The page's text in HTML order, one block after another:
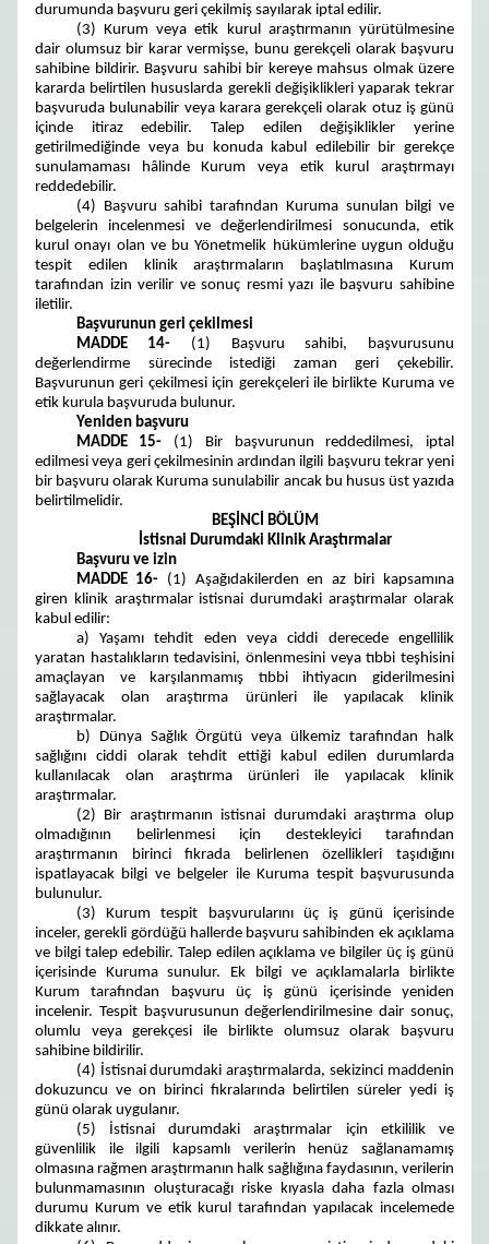
durumunda başvuru geri çekilmiş sayılarak iptal edilir.
(3) Kurum veya etik kurul araştırmanın yürütülmesine
dair olumsuz bir karar vermişse, bunu gerekçeli olarak başvuru
sahibine bildirir. Başvuru sahibi bir kereye mahsus olmak üzere
kararda belirtilen hususlarda gerekli değişiklikleri yaparak tekrar
başvuruda bulunabilir veya karara gerekçeli olarak otuz iş günü
içinde itiraz edebilir. Talep edilen değişiklikler yerine
getirilmediğinde veya bu konuda kabul edilebilir bir gerekçe
sunulamaması hâlinde Kurum veya etik kurul araştırmayı
reddedebilir.
(4) Başvuru sahibi tarafından Kuruma sunulan bilgi ve
belgelerin incelenmesi ve değerlendirilmesi sonucunda, etik
kurul onayı olan ve bu Yönetmelik hükümlerine uygun olduğu
tespit edilen klinik araştırmaların başlatılmasına Kurum
tarafından izin verilir ve sonuç resmi yazı ile başvuru sahibine
iletilir.
Başvurunun geri çekilmesi
MADDE 14- (1) Başvuru sahibi, başvurusunu
değerlendirme sürecinde istediği zaman geri çekebilir.
Başvurunun geri çekilmesi için gerekçeleri ile birlikte Kuruma ve
etik kurula başvuruda bulunur.
Yeniden başvuru
MADDE 15- (1) Bir başvurunun reddedilmesi, iptal
edilmesi veya geri çekilmesinin ardından ilgili başvuru tekrar yeni
bir başvuru olarak Kuruma sunulabilir ancak bu husus üst yazıda
belirtilmelidir.
BEŞİNCİ BÖLÜM
İstisnai Durumdaki Klinik Araştırmalar
Başvuru ve izin
MADDE 16- (1) Aşağıdakilerden en az biri kapsamına
giren klinik araştırmalar istisnai durumdaki araştırmalar olarak
kabul edilir:
a) Yaşamı tehdit eden veya ciddi derecede engellilik
yaratan hastalıkların tedavisini, önlenmesini veya tıbbi teşhisini
amaçlayan ve karşılanmamış tıbbi ihtiyacın giderilmesini
sağlayacak olan araştırma ürünleri ile yapılacak klinik
araştırmalar.
b) Dünya Sağlık Örgütü veya ülkemiz tarafından halk
sağlığını ciddi olarak tehdit ettiği kabul edilen durumlarda
kullanılacak olan araştırma ürünleri ile yapılacak klinik
araştırmalar.
(2) Bir araştırmanın istisnai durumdaki araştırma olup
olmadığının belirlenmesi için destekleyici tarafından
araştırmanın birinci fıkrada belirlenen özellikleri taşıdığını
ispatlayacak bilgi ve belgeler ile Kuruma tespit başvurusunda
bulunulur.
(3) Kurum tespit başvurularını üç iş günü içerisinde
inceler, gerekli gördüğü hallerde başvuru sahibinden ek açıklama
ve bilgi talep edebilir. Talep edilen açıklama ve bilgiler üç iş günü
içerisinde Kuruma sunulur. Ek bilgi ve açıklamalarla birlikte
Kurum tarafından başvuru üç iş günü içerisinde yeniden
incelenir. Tespit başvurusunun değerlendirilmesine dair sonuç,
olumlu veya gerekçesi ile birlikte olumsuz olarak başvuru
sahibine bildirilir.
(4) İstisnai durumdaki araştırmalarda, sekizinci maddenin
dokuzuncu ve on birinci fıkralarında belirtilen süreler yedi iş
günü olarak uygulanır.
(5) İstisnai durumdaki araştırmalar için etkililik ve
güvenlilik ile ilgili kapsamlı verilerin henüz sağlanamamış
olmasına rağmen araştırmanın halk sağlığına faydasının, verilerin
bulunmamasının oluşturacağı riske kıyasla daha fazla olması
durumu Kurum ve etik kurul tarafından yapılacak incelemede
dikkate alınır.